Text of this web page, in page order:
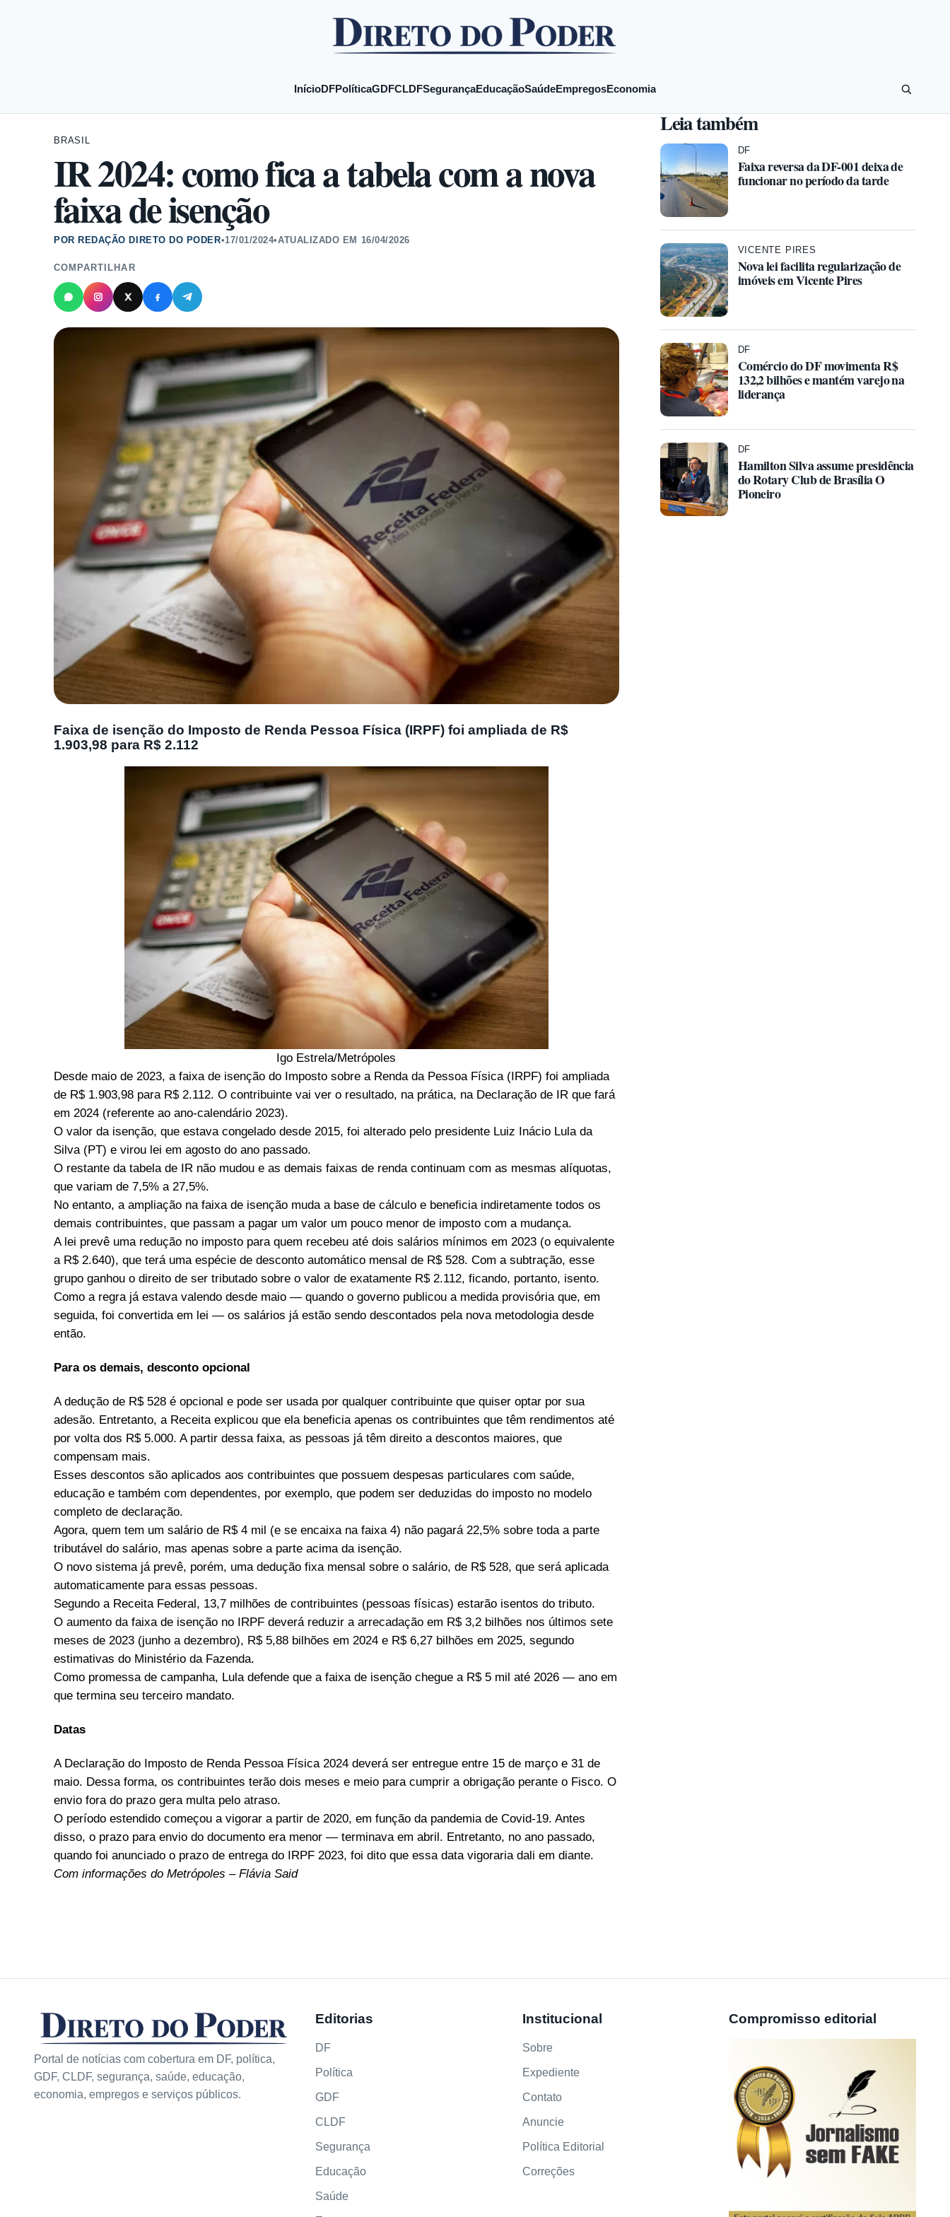
InícioDFPolíticaGDFCLDFSegurançaEducaçãoSaúdeEmpregosEconomia
BRASIL
IR 2024: como fica a tabela com a nova
faixa de isenção
POR REDAÇÃO DIRETO DO PODER•17/01/2024•ATUALIZADO EM 16/04/2026
COMPARTILHAR
Faixa de isenção do Imposto de Renda Pessoa Física (IRPF) foi ampliada de R$
1.903,98 para R$ 2.112
Igo Estrela/Metrópoles
Desde maio de 2023, a faixa de isenção do Imposto sobre a Renda da Pessoa Física (IRPF) foi ampliada
de R$ 1.903,98 para R$ 2.112. O contribuinte vai ver o resultado, na prática, na Declaração de IR que fará
em 2024 (referente ao ano-calendário 2023).
O valor da isenção, que estava congelado desde 2015, foi alterado pelo presidente Luiz Inácio Lula da
Silva (PT) e virou lei em agosto do ano passado.
O restante da tabela de IR não mudou e as demais faixas de renda continuam com as mesmas alíquotas,
que variam de 7,5% a 27,5%.
No entanto, a ampliação na faixa de isenção muda a base de cálculo e beneficia indiretamente todos os
demais contribuintes, que passam a pagar um valor um pouco menor de imposto com a mudança.
A lei prevê uma redução no imposto para quem recebeu até dois salários mínimos em 2023 (o equivalente
a R$ 2.640), que terá uma espécie de desconto automático mensal de R$ 528. Com a subtração, esse
grupo ganhou o direito de ser tributado sobre o valor de exatamente R$ 2.112, ficando, portanto, isento.
Como a regra já estava valendo desde maio — quando o governo publicou a medida provisória que, em
seguida, foi convertida em lei — os salários já estão sendo descontados pela nova metodologia desde
então.
Para os demais, desconto opcional
A dedução de R$ 528 é opcional e pode ser usada por qualquer contribuinte que quiser optar por sua
adesão. Entretanto, a Receita explicou que ela beneficia apenas os contribuintes que têm rendimentos até
por volta dos R$ 5.000. A partir dessa faixa, as pessoas já têm direito a descontos maiores, que
compensam mais.
Esses descontos são aplicados aos contribuintes que possuem despesas particulares com saúde,
educação e também com dependentes, por exemplo, que podem ser deduzidas do imposto no modelo
completo de declaração.
Agora, quem tem um salário de R$ 4 mil (e se encaixa na faixa 4) não pagará 22,5% sobre toda a parte
tributável do salário, mas apenas sobre a parte acima da isenção.
O novo sistema já prevê, porém, uma dedução fixa mensal sobre o salário, de R$ 528, que será aplicada
automaticamente para essas pessoas.
Segundo a Receita Federal, 13,7 milhões de contribuintes (pessoas físicas) estarão isentos do tributo.
O aumento da faixa de isenção no IRPF deverá reduzir a arrecadação em R$ 3,2 bilhões nos últimos sete
meses de 2023 (junho a dezembro), R$ 5,88 bilhões em 2024 e R$ 6,27 bilhões em 2025, segundo
estimativas do Ministério da Fazenda.
Como promessa de campanha, Lula defende que a faixa de isenção chegue a R$ 5 mil até 2026 — ano em
que termina seu terceiro mandato.
Datas
A Declaração do Imposto de Renda Pessoa Física 2024 deverá ser entregue entre 15 de março e 31 de
maio. Dessa forma, os contribuintes terão dois meses e meio para cumprir a obrigação perante o Fisco. O
envio fora do prazo gera multa pelo atraso.
O período estendido começou a vigorar a partir de 2020, em função da pandemia de Covid-19. Antes
disso, o prazo para envio do documento era menor — terminava em abril. Entretanto, no ano passado,
quando foi anunciado o prazo de entrega do IRPF 2023, foi dito que essa data vigoraria dali em diante.
Com informações do Metrópoles – Flávia Said
Leia também
DF
Faixa reversa da DF-001 deixa de
funcionar no período da tarde
VICENTE PIRES
Nova lei facilita regularização de
imóveis em Vicente Pires
DF
Comércio do DF movimenta R$
132,2 bilhões e mantém varejo na
liderança
DF
Hamilton Silva assume presidência
do Rotary Club de Brasília O
Pioneiro
Portal de notícias com cobertura em DF, política,
GDF, CLDF, segurança, saúde, educação,
economia, empregos e serviços públicos.
Editorias
DF
Política
GDF
CLDF
Segurança
Educação
Saúde
Institucional
Sobre
Expediente
Contato
Anuncie
Política Editorial
Correções
Compromisso editorial